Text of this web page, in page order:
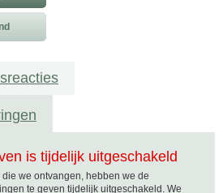
is tijdelijk uitgeschakeld
we ontvangen, hebben we de
te geven tijdelijk uitgeschakeld. We